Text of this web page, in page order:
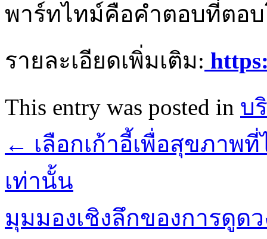
พาร์ทไทม์คือคำตอบที่ตอ
รายละเอียดเพิ่มเติม:
This entry was posted in บ
← เลือกเก้าอี้เพื่อสุขภาพ
เท่านั้น
มุมมองเชิงลึกของการดูด